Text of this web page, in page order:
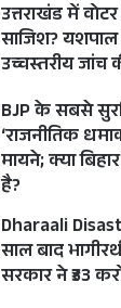
उत्तराखंड में
साजिश?
उच्चस्तरीय जांच
BJP के सबसे
‘राजनीतिक
मायने; क्या
है?
Dharaali
साल बाद
सरकार ने ₹33